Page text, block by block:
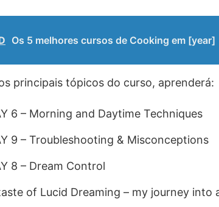
Os 5 melhores cursos de Cooking em [year]
principais tópicos do curso, aprenderá:
6 – Morning and Daytime Techniques
9 – Troubleshooting & Misconceptions
8 – Dream Control
of Lucid Dreaming – my journey into